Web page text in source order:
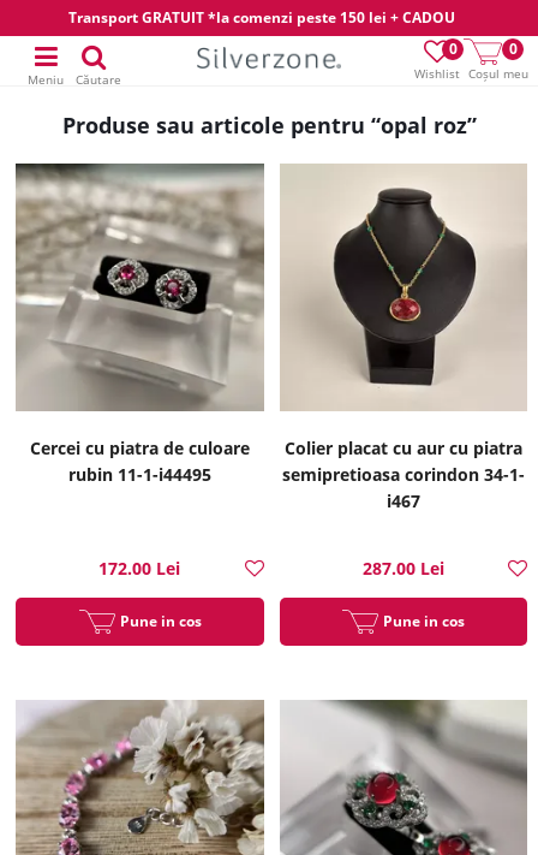
Transport GRATUIT *la comenzi peste 150 lei + CADOU
Wishlist
0
Coșul meu
0
Meniu Căutare
Produse sau articole pentru “opal roz”
Cercei cu piatra de culoare
rubin 11-1-i44495
172.00 Lei
Pune in cos
Colier placat cu aur cu piatra
semipretioasa corindon 34-1-
i467
287.00 Lei
Pune in cos